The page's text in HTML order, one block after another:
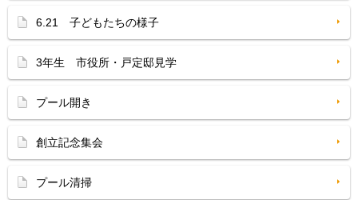
6.21 子どもたちの様子
3年生 市役所・戸定邸見学
プール開き
創立記念集会
プール清掃